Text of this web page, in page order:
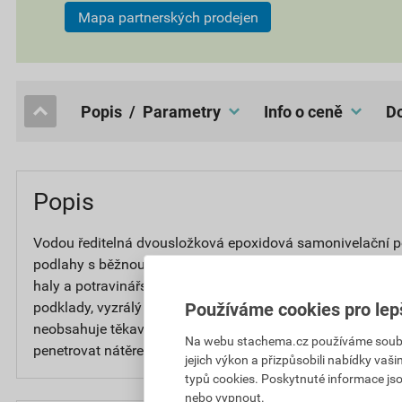
Mapa partnerských prodejen
popis / Parametry Info o ceně
Popis
Vodou ředitelná dvousložková epoxidová samonivelační
podlahy s běžnou až střední zátěží, např. civilní výstavba,
haly a potravinářské provozy. PX700 lze aplikovat v
podklady, vyzrálý beton a čerstvý beton ve stáří 24
neobsahuje těkavé organické látky (VOC). Před aplikací se
penetrovat nátěrem PX010.
Používáme cookies pro
Na webu stachema.cz používáme
jejich výkon a přizpůsobili nabídky
typů cookies. Poskytnuté informace
nebo vypnout.